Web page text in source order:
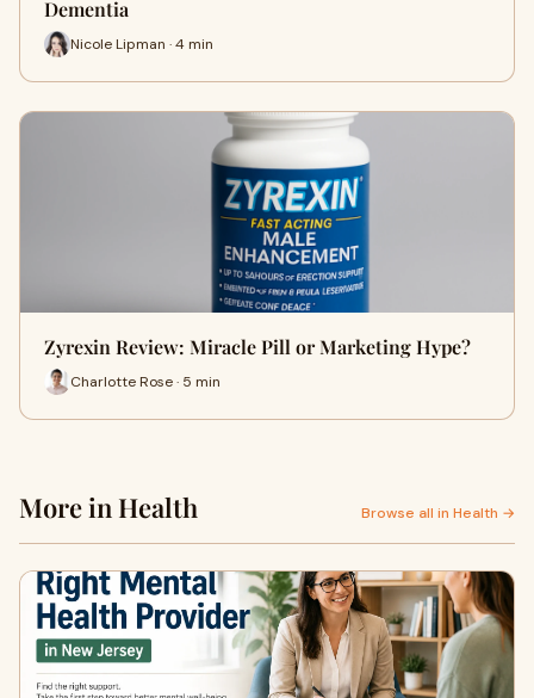
Dementia
Nicole Lipman · 4 min
Zyrexin Review: Miracle Pill or Marketing Hype?
Charlotte Rose · 5 min
More in Health Browse all in Health →